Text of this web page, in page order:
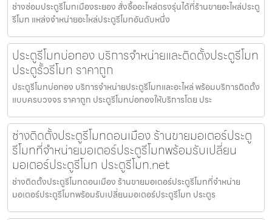
ช่างซ่อมประตูรีโมทเมืองระยอง สั่งซื้ออะไหล่ตรงรุ่นได้ที่ร้านขายอะไหล่ประตู
รีโมท แหล่งจำหน่ายอะไหล่ประตูรีโมทอันดับหนึ่ง
ประตูรีโมทบ่อทอง บริการจำหน่ายและติดตั้งประตูรีโมท
ประตูรั้วรีโมท ราคาถูก
ประตูรีโมทบ่อทอง บริการจำหน่ายประตูรีโมทและอะไหล่ พร้อมบริการติดตั้ง
แบบครบวงจร ราคาถูก ประตูรีโมทบ่อทองให้บริการโดย ประ
ช่างติดตั้งประตูรีโมทดอนเมือง ร้านขายมอเตอร์ประตู
รีโมทที่จำหน่ายมอเตอร์ประตูรีโมทพร้อมรับเปลี่ยน
มอเตอร์ประตูรีโมท ประตูรีโมท.net
ช่างติดตั้งประตูรีโมทดอนเมือง ร้านขายมอเตอร์ประตูรีโมทที่จำหน่าย
มอเตอร์ประตูรีโมทพร้อมรับเปลี่ยนมอเตอร์ประตูรีโมท ประตูร